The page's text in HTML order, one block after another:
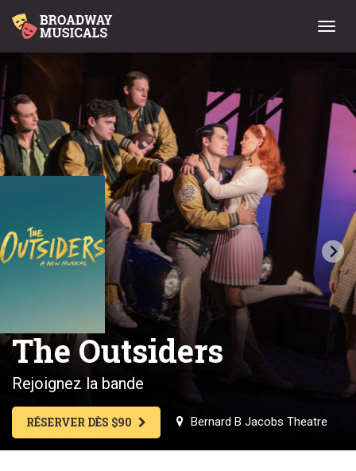
Menu
The Outsiders
Rejoignez la bande
RÉSERVER DÈS $90 Bernard B Jacobs Theatre